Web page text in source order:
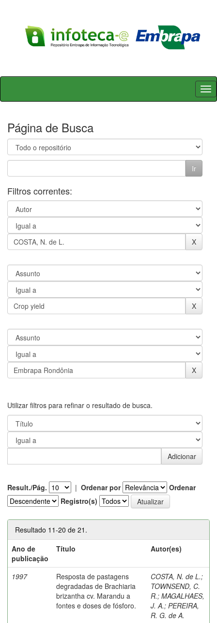
Skip
Página de Busca
Filtros correntes:
Utilizar filtros para refinar o resultado de busca.
Result./Pág. | Ordenar por
Ordenar
Registro(s)
Resultado 11-20 de 21.
Ano de
publicação
Título Autor(es)
1997
Resposta de pastagens
degradadas de Brachiaria
brizantha cv. Marandu a
fontes e doses de fósforo.
COSTA, N. de L.;
TOWNSEND, C.
R.; MAGALHAES,
J. A.; PEREIRA,
R. G. de A.